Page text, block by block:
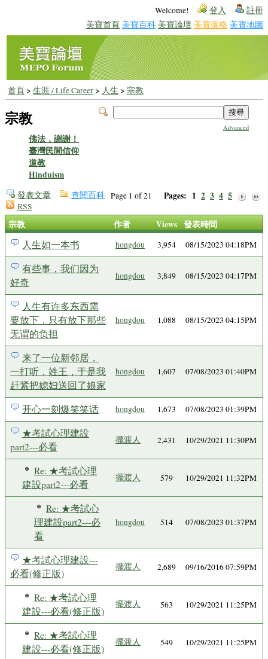
Welcome! 登入 註冊
美寶首頁 美寶百科 美寶論壇 美寶落格 美寶地圖
首頁> 生涯 / Life Career> 人生 > 宗教
Advanced
宗教
佛法，謝謝！
臺灣民間信仰
道教
Hinduism
Page 1 of 21 Pages: 1 2 3 4 5
發表文章
查閱百科
RSS
宗教 作者 Views 發表時間
人生如一本书 hongdou 3,954 08/15/2023 04:18PM
有些事，我们因为
好奇
hongdou 3,849 08/15/2023 04:17PM
人生有许多东西需
要放下，只有放下那些
无谓的负担
hongdou 1,088 08/15/2023 04:15PM
来了一位新邻居，
一打听，姓王，于是我
赶紧把媳妇送回了娘家
hongdou 1,607 07/08/2023 01:40PM
开心一刻爆笑笑话 hongdou 1,673 07/08/2023 01:39PM
★考試心理建設
part2---必看
擺渡人 2,431 10/29/2021 11:30PM
Re: ★考試心理
建設part2---必看
擺渡人 579 10/29/2021 11:32PM
Re: ★考試心
理建設part2---必
看
hongdou 514 07/08/2023 01:37PM
★考試心理建設---
必看(修正版)
擺渡人 2,689 09/16/2016 07:59PM
Re: ★考試心理
建設---必看(修正版)
擺渡人 563 10/29/2021 11:25PM
Re: ★考試心理
建設---必看(修正版)
擺渡人 549 10/29/2021 11:25PM